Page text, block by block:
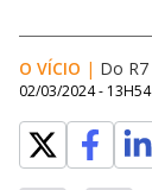
O VÍCIO | Do R7
02/03/2024 - 13H54